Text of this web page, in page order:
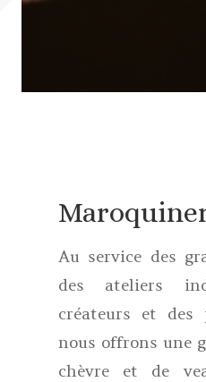
Au service des
des ateliers
créateurs et des
nous offrons une
chèvre et de